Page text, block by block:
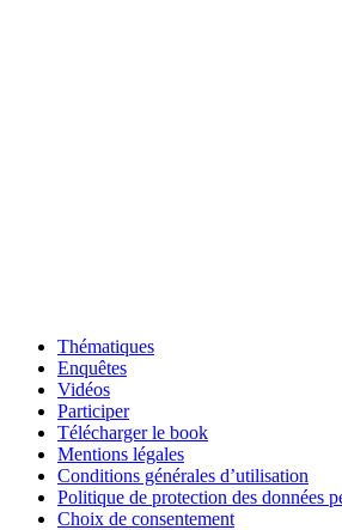
Thématiques
Enquêtes
Vidéos
Participer
Télécharger le book
Mentions légales
Conditions générales d’utilisation
Politique de protection des données
Choix de consentement